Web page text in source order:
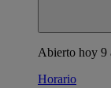
Abierto hoy 9
Horario